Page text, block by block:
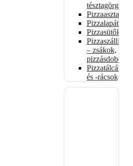
tésztagörgők
Pizzaasztalok
Pizzalapátok
Pizzasütők
Pizzaszállítás
– zsákok,
pizzásdobozok
Pizzatálcák
és -rácsok